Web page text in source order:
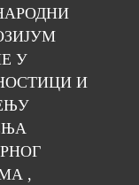
У
И
,